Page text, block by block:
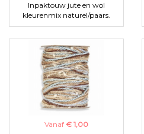
Inpaktouw jute en wol
kleurenmix naturel/paars.
Vanaf € 1,00